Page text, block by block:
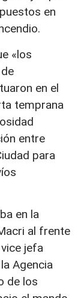
en
«los
en el
temprana
entre
para
en la
al frente
jefa
Agencia
de los